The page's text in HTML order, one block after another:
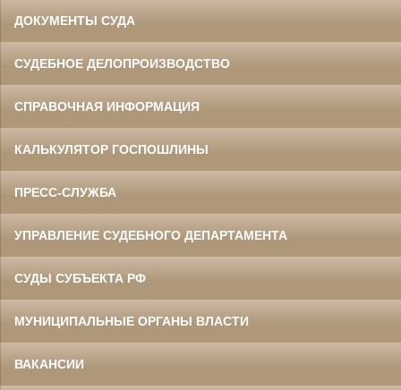
ДОКУМЕНТЫ СУДА
СУДЕБНОЕ ДЕЛОПРОИЗВОДСТВО
СПРАВОЧНАЯ ИНФОРМАЦИЯ
КАЛЬКУЛЯТОР ГОСПОШЛИНЫ
ПРЕСС-СЛУЖБА
УПРАВЛЕНИЕ СУДЕБНОГО ДЕПАРТАМЕНТА
СУДЫ СУБЪЕКТА РФ
МУНИЦИПАЛЬНЫЕ ОРГАНЫ ВЛАСТИ
ВАКАНСИИ